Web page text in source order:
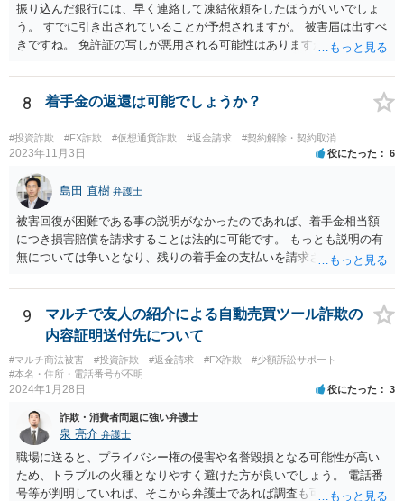
振り込んだ銀行には、早く連絡して凍結依頼をしたほうがいいでしょ
う。 すでに引き出されていることが予想されますが。 被害届は出すべ
きですね。 免許証の写しが悪用される可能性はありますが、悪用され
ほかの被害者の動向も引き続きチェックしておくといいでしょう。
8 着手金の返還は可能でしょうか？
#投資詐欺 #FX詐欺 #仮想通貨詐欺 #返金請求 #契約解除・契約取消
2023年11月3日 役にたった 6
島田 直樹 弁護士
被害回復が困難である事の説明がなかったのであれば、着手金相当額
につき損害賠償を請求することは法的に可能です。 もっとも説明の有
無については争いとなり、残りの着手金の支払いを請求される可能性
紛議調停を申し立てることが考えられます。
9
マルチで友人の紹介による自動売買ツール詐欺の
内容証明送付先について
#マルチ商法被害 #投資詐欺 #返金請求 #FX詐欺
#少額訴訟サポート
#本名・住所・電話番号が不明
2024年1月28日 役にたった 3
詐欺・消費者問題に強い弁護士
泉 亮介 弁護士
職場に送ると、プライバシー権の侵害や名誉毀損となる可能性が高い
ため、トラブルの火種となりやすく避けた方が良いでしょう。 電話番
号等が判明していれば、そこから弁護士であれば調査も可能です。